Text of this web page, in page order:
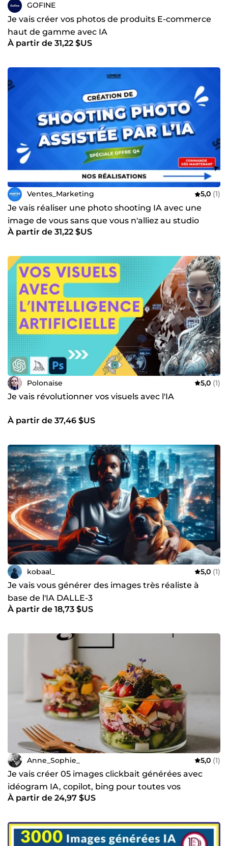
GOFINE
Je vais créer vos photos de produits E-commerce
haut de gamme avec IA
À partir de 31,22 $US
Ventes_Marketing 5,0 (1)
Je vais réaliser une photo shooting IA avec une
image de vous sans que vous n'alliez au studio
À partir de 31,22 $US
Polonaise 5,0 (1)
Je vais révolutionner vos visuels avec l'IA
À partir de 37,46 $US
kobaal_ 5,0 (1)
Je vais vous générer des images très réaliste à
base de l'IA DALLE-3
À partir de 18,73 $US
Anne_Sophie_ 5,0 (1)
Je vais créer 05 images clickbait générées avec
idéogram IA, copilot, bing pour toutes vos
illustrations
À partir de 24,97 $US